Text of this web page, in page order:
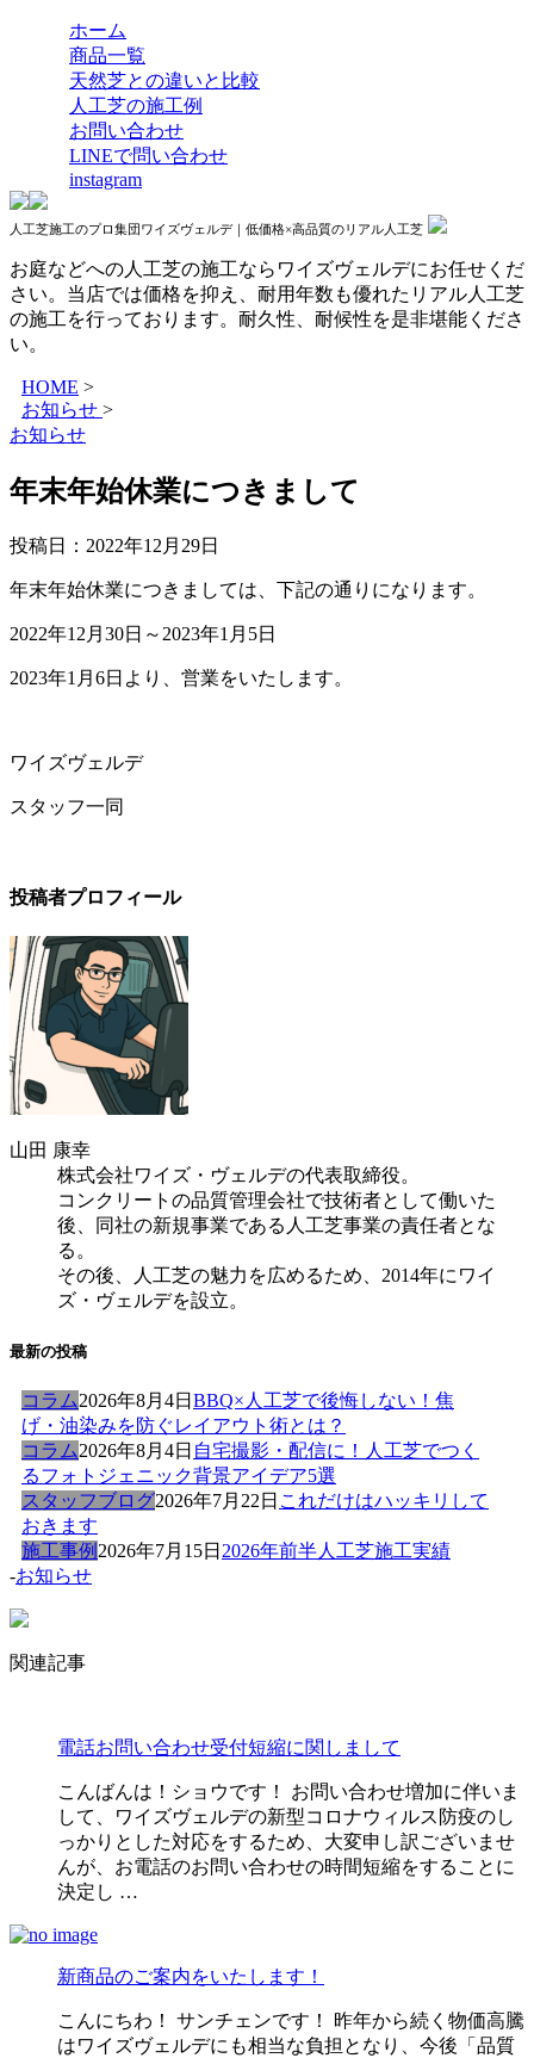
ホーム
商品一覧
天然芝との違いと比較
人工芝の施工例
お問い合わせ
LINEで問い合わせ
instagram
人工芝施工のプロ集団ワイズヴェルデ｜低価格×高品質のリアル人工芝
お庭などへの人工芝の施工ならワイズヴェルデにお任せくだ
さい。当店では価格を抑え、耐用年数も優れたリアル人工芝
の施工を行っております。耐久性、耐候性を是非堪能くださ
い。
HOME >
お知らせ >
お知らせ
年末年始休業につきまして
投稿日： 2022年12月29日
年末年始休業につきましては、下記の通りになります。
2022年12月30日～2023年1月5日
2023年1月6日より、営業をいたします。
ワイズヴェルデ
スタッフ一同
投稿者プロフィール
山田 康幸
株式会社ワイズ・ヴェルデの代表取締役。
コンクリートの品質管理会社で技術者として働いた
後、同社の新規事業である人工芝事業の責任者とな
る。
その後、人工芝の魅力を広めるため、2014年にワイ
ズ・ヴェルデを設立。
最新の投稿
コラム2026年8月4日 BBQ×人工芝で後悔しない！焦
げ・油染みを防ぐレイアウト術とは？
コラム2026年8月4日 自宅撮影・配信に！人工芝でつく
るフォトジェニック背景アイデア5選
スタッフブログ2026年7月22日 これだけはハッキリして
おきます
施工事例 2026年7月15日 2026年前半人工芝施工実績
-お知らせ
関連記事
電話お問い合わせ受付短縮に関しまして
こんばんは！ショウです！ お問い合わせ増加に伴いま
して、ワイズヴェルデの新型コロナウィルス防疫のし
っかりとした対応をするため、大変申し訳ございませ
んが、お電話のお問い合わせの時間短縮をすることに
決定し …
新商品のご案内をいたします！
こんにちわ！ サンチェンです！ 昨年から続く物価高騰
はワイズヴェルデにも相当な負担となり、今後「品質